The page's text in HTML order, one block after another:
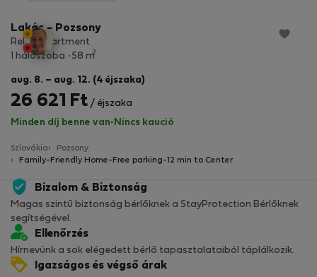
Lakás - Pozsony
Relax apartment
1 hálószoba
58 m2
aug. 8. – aug. 12. (4 éjszaka)
26 621 Ft / éjszaka
Minden díj benne van· Nincs kaució
Szlovákia
Pozsony
Family-Friendly Home-Free parking-12 min to Center
Bizalom & Biztonság
Magas szintű biztonság bérlőknek a StayProtection Bérlőknek
segítségével.
Ellenőrzés
Hírnevünk a sok elégedett bérlő tapasztalataiból táplálkozik.
Igazságos és végső árak